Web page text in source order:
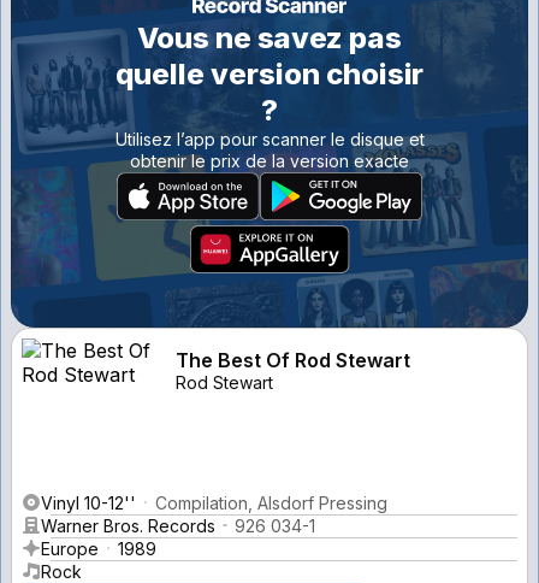
Vous ne savez pas
quelle version choisir
?
Utilisez l’app pour scanner le disque et
obtenir le prix de la version exacte
The Best Of Rod Stewart
Rod Stewart
Vinyl 10-12''
Compilation, Alsdorf Pressing
Warner Bros. Records
926 034-1
Europe
1989
Rock